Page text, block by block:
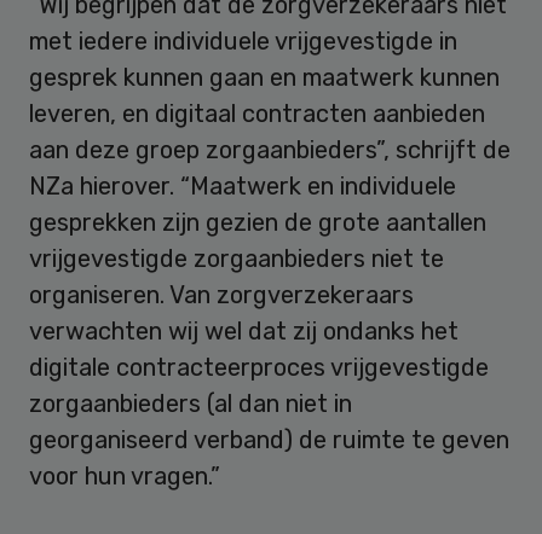
met iedere individuele vrijgevestigde in
gesprek kunnen gaan en maatwerk kunnen
leveren, en digitaal contracten aanbieden
aan deze groep zorgaanbieders”, schrijft de
NZa hierover. “Maatwerk en individuele
gesprekken zijn gezien de grote aantallen
vrijgevestigde zorgaanbieders niet te
organiseren. Van zorgverzekeraars
verwachten wij wel dat zij ondanks het
digitale contracteerproces vrijgevestigde
zorgaanbieders (al dan niet in
georganiseerd verband) de ruimte te geven
voor hun vragen.”